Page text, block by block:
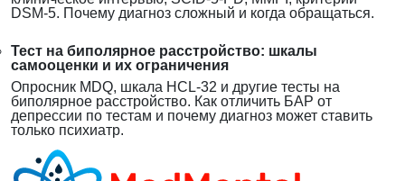
DSM-5. Почему диагноз сложный и когда обращаться.
Тест на биполярное расстройство: шкалы
самооценки и их ограничения
Опросник MDQ, шкала HCL-32 и другие тесты на
биполярное расстройство. Как отличить БАР от
депрессии по тестам и почему диагноз может ставить
только психиатр.